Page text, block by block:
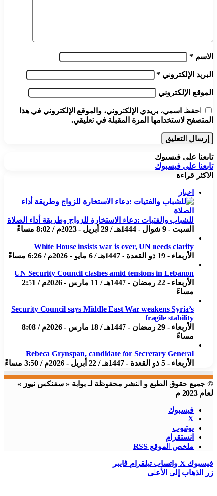
الاسم *
البريد الإلكتروني *
الموقع الإلكتروني
احفظ اسمي، بريدي الإلكتروني، والموقع الإلكتروني في هذا
المتصفح لاستخدامها المرة المقبلة في تعليقي.
تابعنا على فيسبوك
تابعنا على فيسبوك
الاكثر قراءة
اخبار
للشباب والفتيات :دعاء الاستخارة للزواج وطريقة أداء الصلاة
السبت - 9 شوال - 1444هـ / 29 أبريل - 2023م / 8:02 مساءً
White House insists war is over, UN needs clarity
الأربعاء - 19 ذو القعدة - 1447هـ / 6 مايو - 2026م / 6:26 مساءً
UN Security Council clashes amid tensions in Lebanon
الأربعاء - 22 رمضان - 1447هـ / 11 مارس - 2026م / 2:51
مساءً
Security Council says Middle East War weakens Syria’s
fragile stability
الأربعاء - 29 رمضان - 1447هـ / 18 مارس - 2026م / 8:08
مساءً
Rebeca Grynspan, candidate for Secretary General
الأربعاء - 5 ذو القعدة - 1447هـ / 22 أبريل - 2026م / 3:50 مساءً
© جميع حقوق الطبع و النشر محفوظة لـ بوابة « سفنكس نيوز »
لعام 2023 م
فيسبوك
X
يوتيوب
انستقرام
ملخص الموقع RSS
فيسبوك X واتساب تيلقرام ڤايبر
زر الذهاب إلى الأعلى